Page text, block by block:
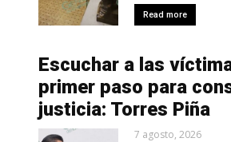
Read more
Escuchar a las
primer paso para
justicia: Torres Piña
7 agosto, 2026